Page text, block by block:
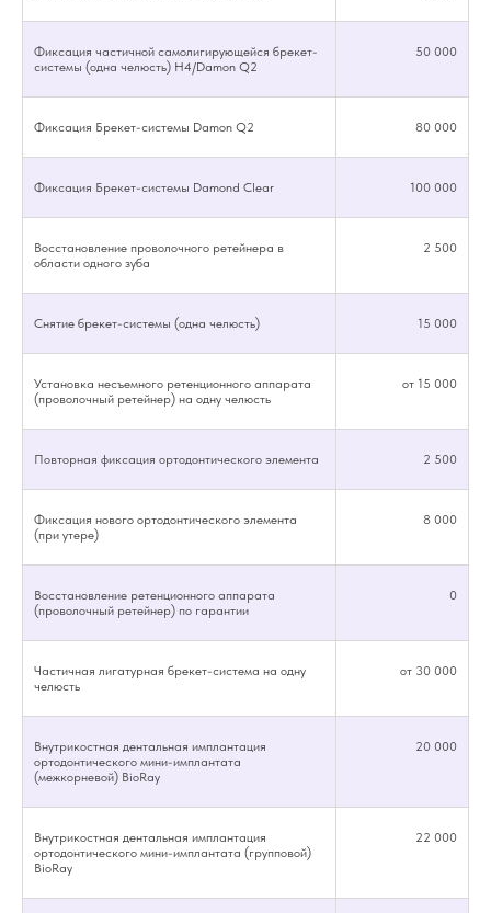
Фиксация частичной самолигирующейся брекет-
системы (одна челюсть) H4/Damon Q2
50 000
Фиксация Брекет-системы Damon Q2 80 000
Фиксация Брекет-системы Damond Clear 100 000
Восстановление проволочного ретейнера в
области одного зуба
2 500
Снятие брекет-системы (одна челюсть) 15 000
Установка несъемного ретенционного аппарата
(проволочный ретейнер) на одну челюсть
от 15 000
Повторная фиксация ортодонтического элемента 2 500
Фиксация нового ортодонтического элемента
(при утере)
8 000
Восстановление ретенционного аппарата
(проволочный ретейнер) по гарантии
0
Частичная лигатурная брекет-система на одну
челюсть
от 30 000
Внутрикостная дентальная имплантация
ортодонтического мини-имплантата
(межкорневой) BioRay
20 000
Внутрикостная дентальная имплантация
ортодонтического мини-имплантата (групповой)
BioRay
22 000